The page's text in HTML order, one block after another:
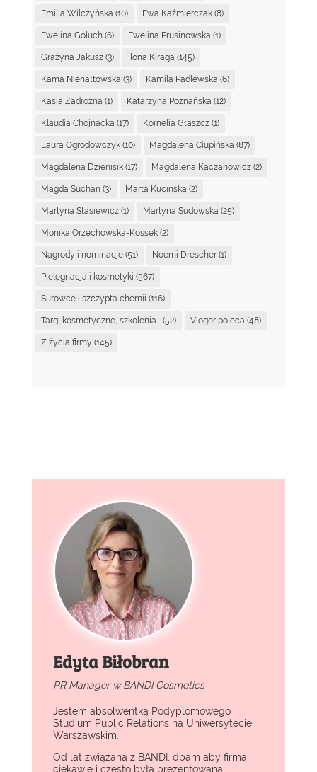
Emilia Wilczyńska (10) Ewa Kaźmierczak(8)
Ewelina Goluch(6) Ewelina Prusinowska (1)
Grażyna Jakusz(3) Ilona Kiraga (145)
Kama Nienałtowska (3) Kamila Padlewska (6)
Kasia Zadrożna (1) Katarzyna Poznańska (12)
Klaudia Chojnacka (17) Kornelia Głaszcz(1)
Laura Ogrodowczyk(10) Magdalena Ciupińska (87)
Magdalena Dzienisik(17) Magdalena Kaczanowicz(2)
Magda Suchan(3) Marta Kucińska (2)
Martyna Stasiewicz(1) Martyna Sudowska (25)
Monika Orzechowska-Kossek(2)
Nagrody i nominacje(51) Noemi Drescher(1)
Pielęgnacja i kosmetyki (567)
Surowce i szczypta chemii (116)
Targi kosmetyczne, szkolenia... (52) Vloger poleca (48)
Z życia firmy (145)
Edyta Biłobran
PR Manager w BANDI Cosmetics
Jestem absolwentką Podyplomowego
Studium Public Relations na Uniwersytecie
Warszawskim.
Od lat związana z BANDI, dbam aby firma
ciekawie i często była prezentowana